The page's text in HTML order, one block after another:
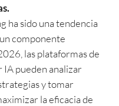
ha sido una tendencia
componente
las plataformas de
IA pueden analizar
y tomar
la eficacia de